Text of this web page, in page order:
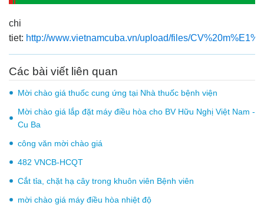
chi
tiet: http://www.vietnamcuba.vn/upload/files/
Các bài viết liên quan
Mời chào giá thuốc cung ứng tại Nhà thuốc bệnh viện
Mời chào giá lắp đặt máy điều hòa cho BV Hữu Nghị Việt Nam -
Cu Ba
công văn mời chào giá
482 VNCB-HCQT
Cắt tỉa, chặt hạ cây trong khuôn viên Bệnh viên
mời chào giá máy điều hòa nhiệt độ